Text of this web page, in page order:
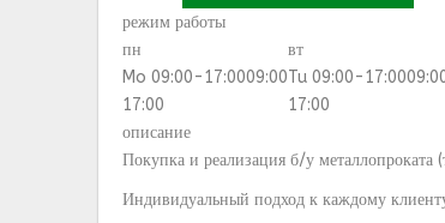
режим работы
пн
вт
Mo 09:00-17:0009:00
17:00
Tu 09:00-17:00
17:00
описание
Покупка и реализация б/у металлопроката
Индивидуальный подход к каждому